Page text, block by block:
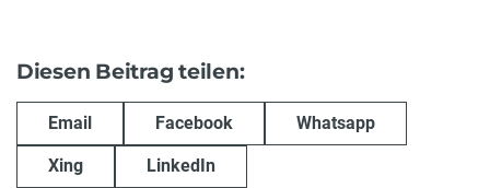
Diesen Beitrag teilen:
Email Facebook Whatsapp
Xing LinkedIn